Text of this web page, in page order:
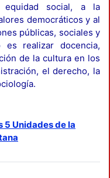
social, a la
democráticos y al
públicas, sociales y
es realizar docencia,
de la cultura en los
el derecho, la
5 Unidades de la